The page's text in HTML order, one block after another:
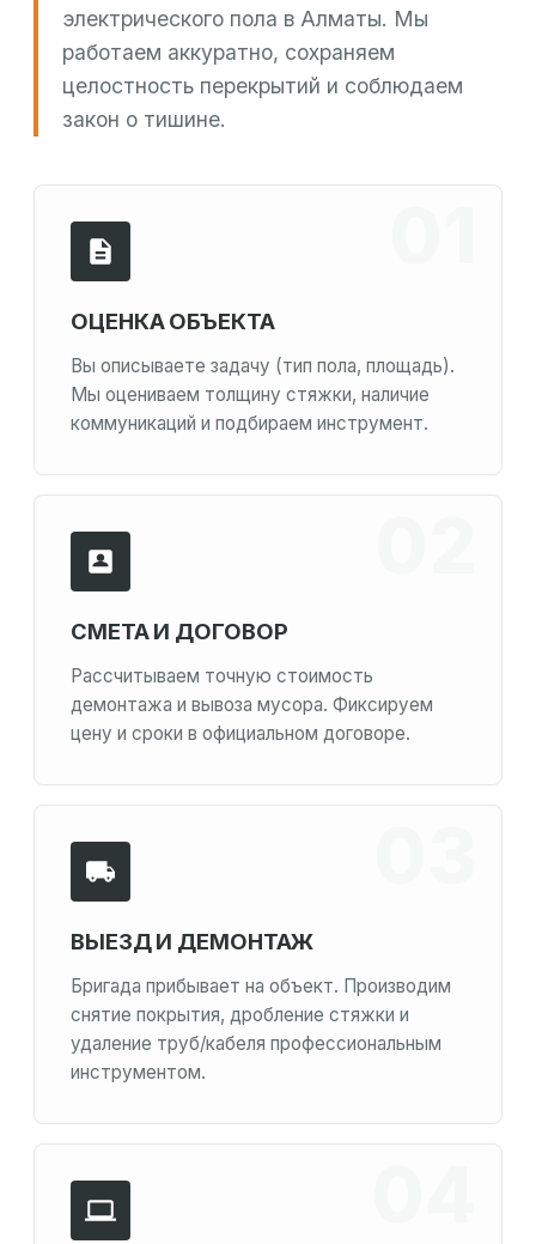
электрического пола в Алматы. Мы
работаем аккуратно, сохраняем
целостность перекрытий и соблюдаем
закон о тишине.
ОЦЕНКА ОБЪЕКТА
Вы описываете задачу (тип пола, площадь).
Мы оцениваем толщину стяжки, наличие
коммуникаций и подбираем инструмент.
СМЕТА И ДОГОВОР
Рассчитываем точную стоимость
демонтажа и вывоза мусора. Фиксируем
цену и сроки в официальном договоре.
ВЫЕЗД И ДЕМОНТАЖ
Бригада прибывает на объект. Производим
снятие покрытия, дробление стяжки и
удаление труб/кабеля профессиональным
инструментом.